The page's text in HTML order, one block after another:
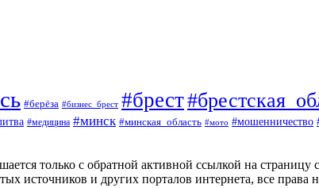
#берёза #бизнес_брест #брест
#медицина #минск #минская_область #мото #мошенничество
только с обратной активной ссылкой на страницу
источников и других порталов интернета, все права